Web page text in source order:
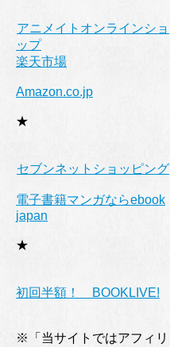
アニメイトオンラインショ
ップ
楽天市場
Amazon.co.jp
★
セブンネットショッピング
電子書籍マンガならebook
japan
★
初回半額！ BOOKLIVE!
※「当サイトではアフィリ